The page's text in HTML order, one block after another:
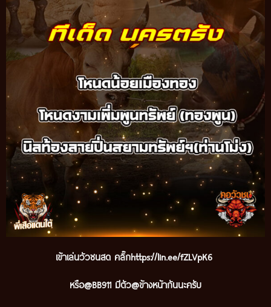
เข้าเล่นวัวชนสด คลิ๊กhttps://lin.ee/fZLVpK6
หรือ@BB911 มีตัว@ข้างหน้ากันนะครับ